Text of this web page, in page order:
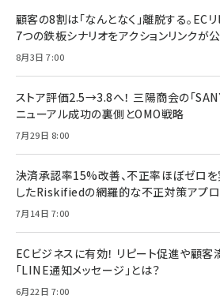
顧客の8割は「なんとなく」離脱する。EC
7つの鉄板シナリオをアクションリンクが
8月3日 7:00
ストア評価2.5→3.8へ！ 三陽商会の「
ニューアル成功の裏側とOMO戦略
7月29日 8:00
決済承認率15%改善、不正率ほぼゼロを
したRiskifiedの網羅的な不正対策アプ
7月14日 7:00
ECビジネスに有効！ リピート促進や顧
「LINE通知メッセージ」とは？
6月22日 7:00